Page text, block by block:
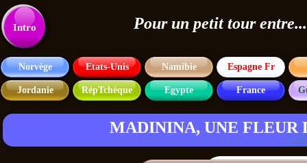
MADININA, UNE FLEUR
Espagne Fr
RépTchèque France
Jordanie
Etats-Unis
Norvège
Egypte
Namibie
Intro
Texte Pour un petit tour